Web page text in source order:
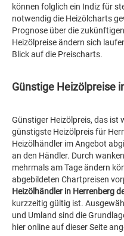
können folglich ein Indiz für
notwendig die Heizölcharts
Prognose über die
Heizölpreise ändern sich
Blick auf die Preischarts.
Günstige Heizölpreise
Günstiger Heizölpreis, das ist
günstigste Heizölpreis für
Heizölhändler im Angebot
an den Händler. Durch
mehrmals am Tage ändern
abgebildeten Chartpreisen
Heizölhändler in Herrenberg
kurzzeitig gültig ist.
und Umland sind die
hier online auf dieser Seite